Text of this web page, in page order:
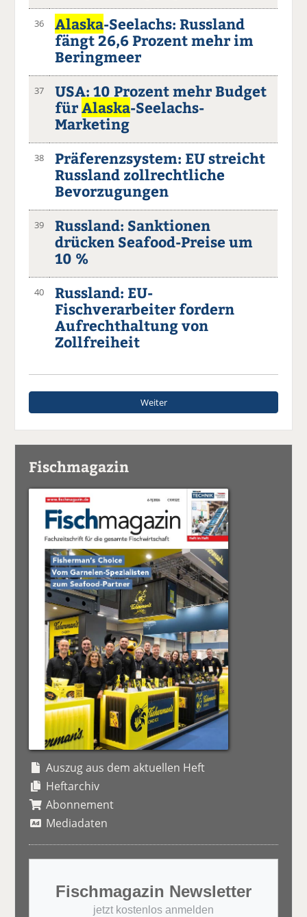
36 Alaska-Seelachs: Russland
fängt 26,6 Prozent mehr im
Beringmeer
37
USA: 10 Prozent mehr Budget
fürAlaska-Seelachs-
Marketing
38
Präferenzsystem: EU streicht
Russland zollrechtliche
Bevorzugungen
39
Russland: Sanktionen
drücken Seafood-Preise um
10 %
40
Russland: EU-
Fischverarbeiter fordern
Aufrechthaltung von
Zollfreiheit
Weiter
Fischmagazin
Auszug aus dem aktuellen Heft
Heftarchiv
Abonnement
Mediadaten
Fischmagazin Newsletter
jetzt kostenlos anmelden